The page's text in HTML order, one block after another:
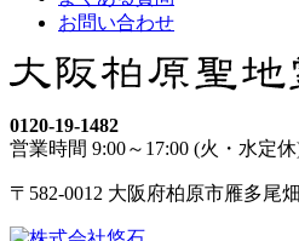
お問い合わせ
0120-19-1482
営業時間 9:00～17:00 (火・水定
〒582-0012 大阪府柏原市雁多尾